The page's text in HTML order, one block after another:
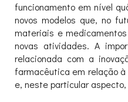
funcionamento em nível
novos modelos que, no
materiais e
novas atividades. A
relacionada com a
farmacêutica em relação
e, neste particular